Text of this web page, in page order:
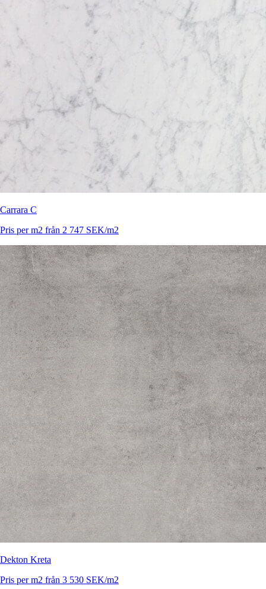
Carrara C
Pris per m2 från 2 747 SEK/m2
Dekton Kreta
Pris per m2 från 3 530 SEK/m2